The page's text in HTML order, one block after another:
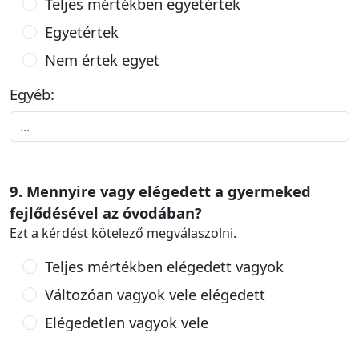
Egyetértek
Nem értek egyet
Egyéb:
9. Mennyire vagy elégedett a gyermeked
fejlődésével az óvodában?
Ezt a kérdést kötelező megválaszolni.
Teljes mértékben elégedett vagyok
Változóan vagyok vele elégedett
Elégedetlen vagyok vele